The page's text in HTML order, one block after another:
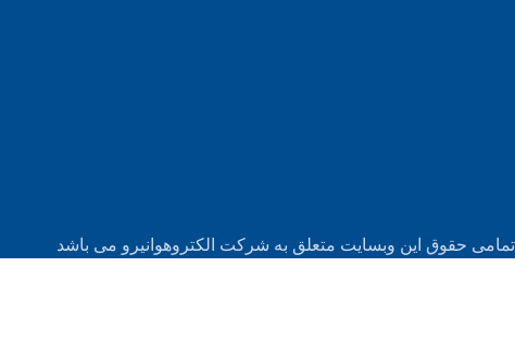
تمامی حقوق این وبسایت متعلق به شرکت الکتروهوانیرو می باشد